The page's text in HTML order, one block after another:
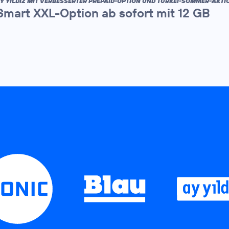
XXL-Option ab sofort mit 12 GB